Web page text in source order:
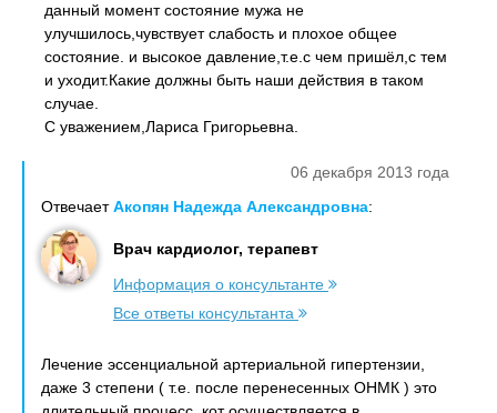
данный момент состояние мужа не
улучшилось,чувствует слабость и плохое общее
состояние. и высокое давление,т.е.с чем пришёл,с тем
и уходит.Какие должны быть наши действия в таком
случае.
С уважением,Лариса Григорьевна.
06 декабря 2013 года
ОтвечаетАкопян Надежда Александровна:
Врач кардиолог, терапевт
Информация о консультанте
Все ответы консультанта
Лечение эссенциальной артериальной гипертензии,
даже 3 степени ( т.е. после перенесенных ОНМК ) это